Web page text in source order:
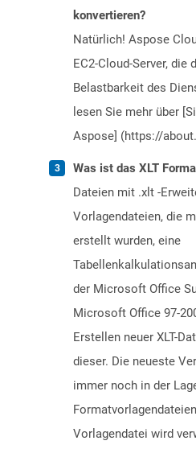
konvertieren?
Natürlich! Aspose
EC2-Cloud-Server, die
Belastbarkeit des
lesen Sie mehr über
Aspose] (https://
Was ist das XLT
Dateien mit .xlt -
Vorlagendateien, die
erstellt wurden, eine
der Microsoft Office
Microsoft Office 97-
Erstellen neuer XLT-
dieser. Die neueste
immer noch in der
Vorlagendatei wird